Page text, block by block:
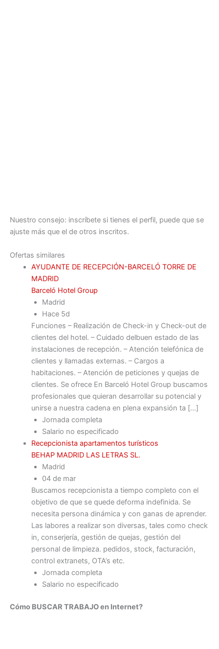
Nuestro consejo: inscríbete si tienes el perfil, puede que se
ajuste más que el de otros inscritos.
Ofertas similares
AYUDANTE DE RECEPCIÓN-BARCELÓ TORRE DE
MADRID
Barceló Hotel Group
Madrid
Hace 5d
Funciones – Realización de Check-in y Check-out de
clientes del hotel. – Cuidado delbuen estado de las
instalaciones de recepción. – Atención telefónica de
clientes y llamadas externas. – Cargos a
habitaciones. – Atención de peticiones y quejas de
clientes. Se ofrece En Barceló Hotel Group buscamos
profesionales que quieran desarrollar su potencial y
unirse a nuestra cadena en plena expansión ta […]
Jornada completa
Salario no especificado
Recepcionista apartamentos turísticos
BEHAP MADRID LAS LETRAS SL.
Madrid
04 de mar
Buscamos recepcionista a tiempo completo con el
objetivo de que se quede deforma indefinida. Se
necesita persona dinámica y con ganas de aprender.
Las labores a realizar son diversas, tales como check
in, conserjería, gestión de quejas, gestión del
personal de limpieza. pedidos, stock, facturación,
control extranets, OTA’s etc.
Jornada completa
Salario no especificado
Cómo BUSCAR TRABAJO en Internet?